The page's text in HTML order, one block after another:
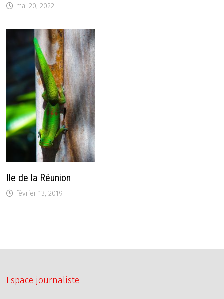
mai 20, 2022
Ile de la Réunion
février 13, 2019
Espace journaliste